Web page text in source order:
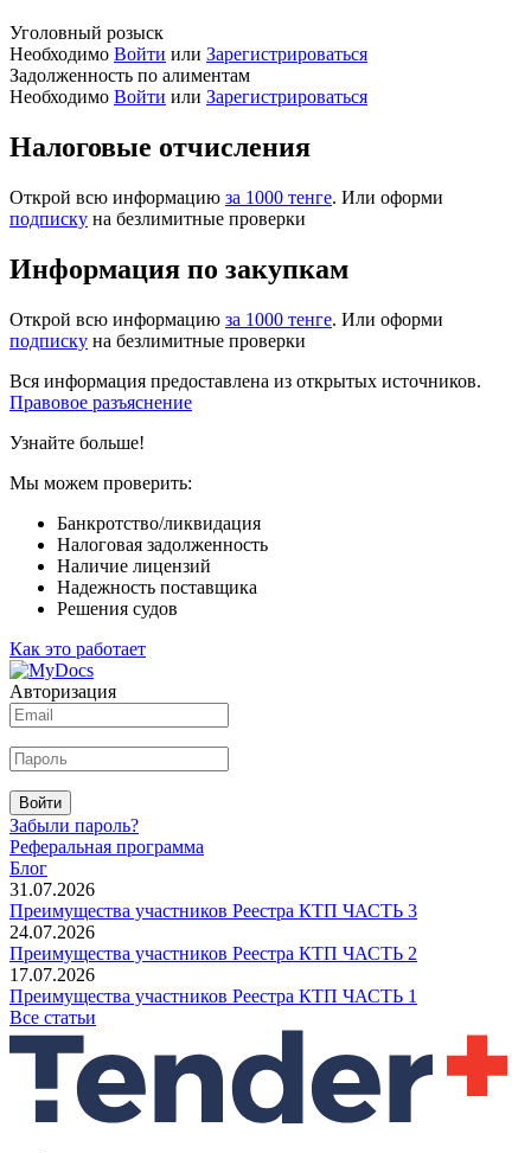
Уголовный розыск
Необходимо Войти или Зарегистрироваться
Задолженность по алиментам
Необходимо Войти или Зарегистрироваться
Налоговые отчисления
Открой всю информацию за 1000 тенге. Или оформи
подписку на безлимитные проверки
Информация по закупкам
Открой всю информацию за 1000 тенге. Или оформи
подписку на безлимитные проверки
Вся информация предоставлена из открытых источников.
Правовое разъяснение
Узнайте больше!
Мы можем проверить:
Банкротство/ликвидация
Налоговая задолженность
Наличие лицензий
Надежность поставщика
Решения судов
Как это работает
Авторизация
Войти
Забыли пароль?
Реферальная программа
Блог
31.07.2026
Преимущества участников Реестра КТП ЧАСТЬ 3
24.07.2026
Преимущества участников Реестра КТП ЧАСТЬ 2
17.07.2026
Преимущества участников Реестра КТП ЧАСТЬ 1
Все статьи